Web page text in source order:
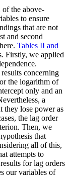
of the above-
to ensure
that are not
and second
Tables II and
Firstly, we applied
concerning
the logarithm of
only and an
a
they lose power as
the lag order
Then, we
that
all of this,
attempts to
for lag orders
our variables of